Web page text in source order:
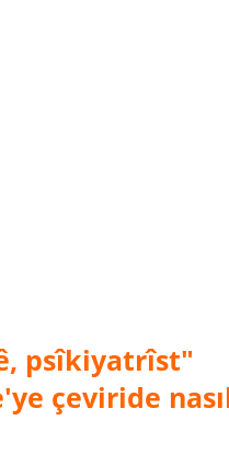
psîkiyatrîst"
çeviride